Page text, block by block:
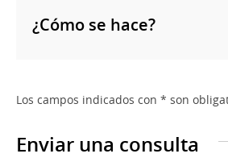
¿Cómo se hace?
Los campos indicados con * son
Enviar una consulta